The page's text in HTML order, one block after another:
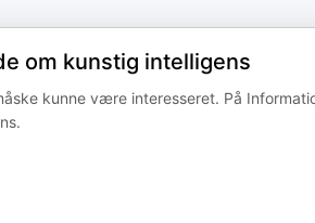
om kunstig intelligens
kunne være interesseret. På